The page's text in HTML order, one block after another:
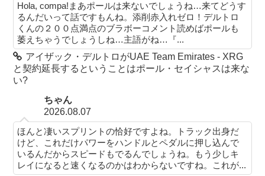
Hola, compa!まあポールは来ないでしょうね…来てどうす
るんだいって話ですもんね。添削赤入れゼロ！デルトロ
くんの２００点満点のブラボーコメント読めばポールも
萎えちゃうでしょうしね…主語がね…『...
アイザック・デルトロがUAE Team Emirates - XRG
と契約延長するということはポール・セイシャスは来な
い?
ちゃん
2026.08.07
ほんと凄いスプリントの恰好ですよね。トラック出身だ
けど、これだけパワーをハンドルとペダルに押し込んで
いるんだからスピードもでるんでしょうね。もう少しキ
レイになると速くなるのかはわからないですね。これが...